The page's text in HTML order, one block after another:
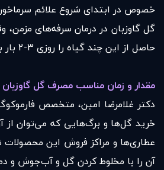
خصوص در ابتدای شروع علائم
گل گاوزبان در درمان سرفه‌های
حاصل از این چند گیاه را روزی 3-2 بار بنوشید.
مقدار و زمان مناسب مصرف گل گاوزبان
دکتر غلامرضا امین، متخصص
خرید گل‌ها و برگ‌هایی که می‌توان از
عطاری‌ها و مراکز فروش این محصولات
آن را با مخلوط کردن گل و آب‌جوش و دم کردن آن به مدت حدود 10 دقیقه روی